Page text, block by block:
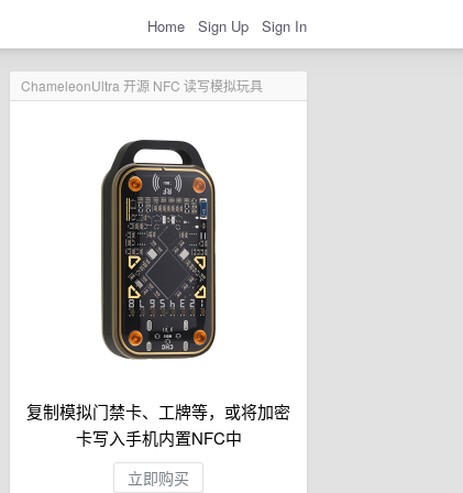
Home Sign Up Sign In
ChameleonUltra 开源 NFC 读写模拟玩具
复制模拟门禁卡、工牌等，或将加密
卡写入手机内置NFC中
立即购买